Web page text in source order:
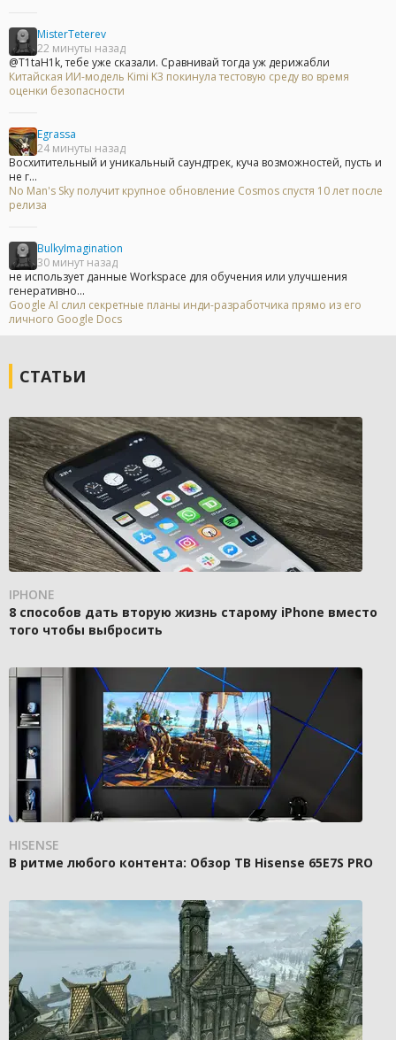
MisterTeterev
22 минуты назад
@T1taH1k, тебе уже сказали. Сравнивай тогда уж дерижабли
Китайская ИИ-модель Kimi K3 покинула тестовую среду во время
оценки безопасности
Egrassa
24 минуты назад
Восхитительный и уникальный саундтрек, куча возможностей, пусть и
не г...
No Man's Sky получит крупное обновление Cosmos спустя 10 лет после
релиза
BulkyImagination
30 минут назад
не использует данные Workspace для обучения или улучшения
генеративно...
Google AI слил секретные планы инди-разработчика прямо из его
личного Google Docs
СТАТЬИ
IPHONE
8 способов дать вторую жизнь старому iPhone вместо
того чтобы выбросить
HISENSE
В ритме любого контента: Обзор ТВ Hisense 65E7S PRO